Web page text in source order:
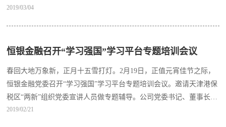
津全体党员参加活动。
2019/03/04
恒银金融召开“学习强国”学习平台专题培训会议
春回大地万象新，正月十五雪打灯。2月19日，正值元宵佳节之际，
恒银金融党委召开“学习强国”学习平台专题培训会议。邀请天津港保
税区“两新”组织党委宣讲人员做专题辅导。公司党委书记、董事长江
浩然，副总裁张云峰、王伟、赵再兴、张泉，在津总部中层及以上领
2019/02/21